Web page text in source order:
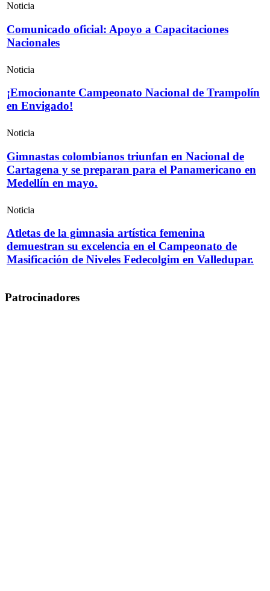
Noticia
Comunicado oficial: Apoyo a Capacitaciones
Nacionales
Noticia
¡Emocionante Campeonato Nacional de Trampolín
en Envigado!
Noticia
Gimnastas colombianos triunfan en Nacional de
Cartagena y se preparan para el Panamericano en
Medellín en mayo.
Noticia
Atletas de la gimnasia artística femenina
demuestran su excelencia en el Campeonato de
Masificación de Niveles Fedecolgim en Valledupar.
Patrocinadores